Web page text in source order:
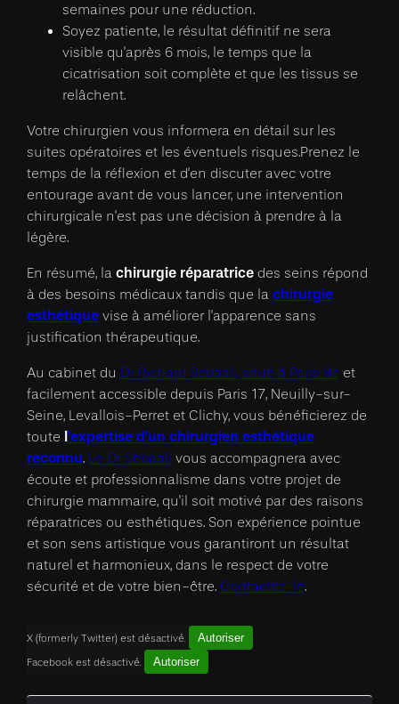
semaines pour une réduction.
Soyez patiente, le résultat définitif ne sera
visible qu'après 6 mois, le temps que la
cicatrisation soit complète et que les tissus se
relâchent.
Votre chirurgien vous informera en détail sur les
suites opératoires et les éventuels risques.Prenez le
temps de la réflexion et d'en discuter avec votre
entourage avant de vous lancer, une intervention
chirurgicale n'est pas une décision à prendre à la
légère.
En résumé, la chirurgie réparatricedes seins répond
à des besoins médicaux tandis que la chirurgie
esthétiquevise à améliorer l'apparence sans
justification thérapeutique.
Au cabinet du Dr Richard Sebaali, situé à Paris 8e et
facilement accessible depuis Paris 17, Neuilly-sur-
Seine, Levallois-Perret et Clichy, vous bénéficierez de
toute l'expertise d'un chirurgien esthétique
reconnu. Le Dr Sebaali vous accompagnera avec
écoute et professionnalisme dans votre projet de
chirurgie mammaire, qu'il soit motivé par des raisons
réparatrices ou esthétiques. Son expérience pointue
et son sens artistique vous garantiront un résultat
naturel et harmonieux, dans le respect de votre
sécurité et de votre bien-être. Contactez-le.
X (formerly Twitter) est désactivé. Autoriser
Facebook est désactivé. Autoriser